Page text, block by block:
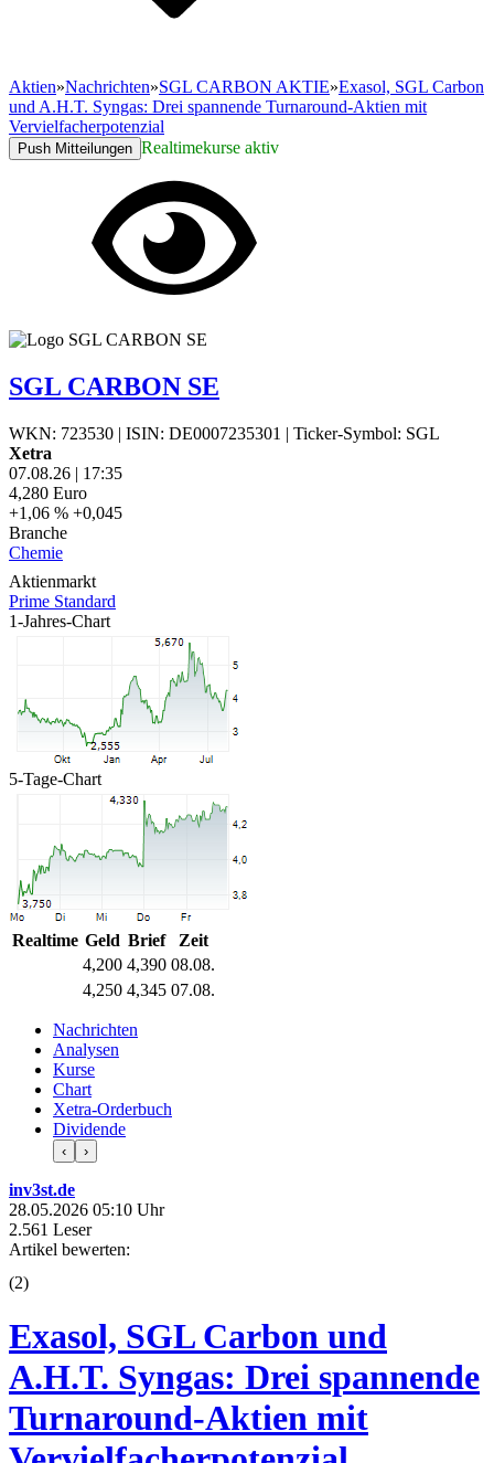
Aktien»Nachrichten»SGL CARBON AKTIE»Exasol, SGL Carbon
und A.H.T. Syngas: Drei spannende Turnaround-Aktien mit
Vervielfacherpotenzial
Push Mitteilungen Realtimekurse aktiv
SGL CARBON SE
WKN: 723530 | ISIN: DE0007235301 | Ticker-Symbol: SGL
Xetra
07.08.26 | 17:35
4,280 Euro
+1,06 % +0,045
Branche
Chemie
Aktienmarkt
Prime Standard
1-Jahres-Chart
5-Tage-Chart
Realtime Geld Brief
Zeit
4,200 4,390 08.08.
4,250 4,345 07.08.
Nachrichten
Analysen
Kurse
Chart
Xetra-Orderbuch
Dividende
‹ ›
inv3st.de
28.05.2026 05:10 Uhr
2.561 Leser
Artikel bewerten:
(2)
Exasol, SGL Carbon und
A.H.T. Syngas: Drei spannende
Turnaround-Aktien mit